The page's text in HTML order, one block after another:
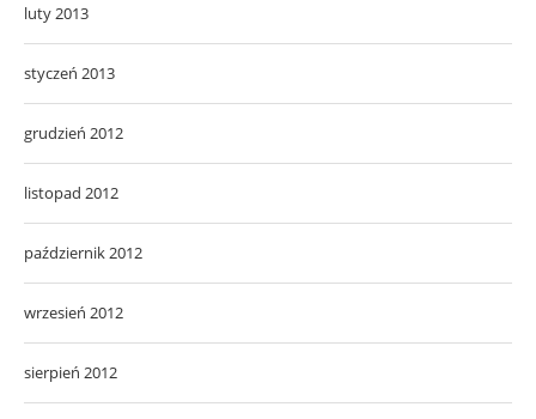
luty 2013
styczeń 2013
grudzień 2012
listopad 2012
październik 2012
wrzesień 2012
sierpień 2012